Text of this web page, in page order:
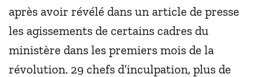
après avoir révélé dans un article de presse
les agissements de certains cadres du
ministère dans les premiers mois de la
révolution. 29 chefs d’inculpation, plus de